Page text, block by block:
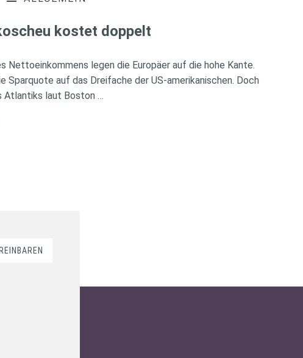
kostet doppelt
Nettoeinkommens legen die Europäer auf die hohe Kante.
Sparquote auf das Dreifache der US-amerikanischen. Doch
Atlantiks laut Boston …